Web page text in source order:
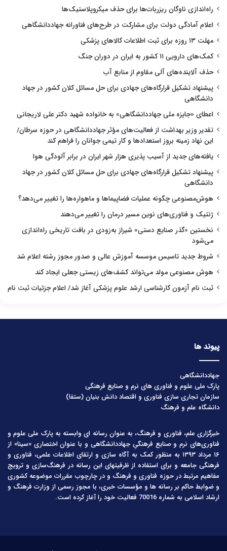
راه‌اندازی ناوگان ریزربات‌ها برای حذف میکروپلاستیک‌ها
اعلام آمادگی دولت برای مشارکت در طرح‌های فناورانه جهاددانشگاهی
مهلت ۱۳ روزه برای ثبت اطلاعات کالاهای پزشکی
کمک‌های دارویی ۱۱ کشور به ایران در دوران جنگ
حذف آلاینده‌های آلی مقاوم از منابع آب
پیشنهاد تشکیل قرارگاه‌های جهادی برای حل مسائل کلان کشور در جهاد
دانشگاهی
اعطای «جایزه ملی جهاددانشگاهی» به خانواده شهید دکتر علی لاریجانی
تقدیر وزیر بهداشت از فعالیت‌های مؤثر جهاددانشگاهی در حوزه سرطان/
این نهاد زمینه بروز استعدادها و کار تیمی جوانان را فراهم کند
یافته‌های جدید از آسیب پذیری هزار شهر ایران در برابر آلودگی هوا
پیشنهاد تشکیل قرارگاه‌های جهادی برای حل مسائل کلان کشور در جهاد
دانشگاهی
هوش‌مصنوعی چگونه عملیات فضاپیماها و ماهواره‌ها را تغییر می‌دهد؟
ژنتیک و فناوری‌های نوین مسیر درمان را تغییر می‌دهند
نخستین «گذر صنایع دستی» شیراز به‌زودی در بافت تاریخی راه‌اندازی
می‌شود
شروط جدید تاسیس موسسه آموزش عالی و صدور مجوز رشته اعلام شد
هوش مصنوعی مولد می‌تواند کشف‌های زیستی جعلی ایجاد کند
ثبت نام آزمون کارشناسی ارشد علوم پزشکی آغاز شد/ اعلام جزئیات ثبت نام
پیوند ها
جهاددانشگاهی
پارک ملی علوم و فناوری های نرم و صنایع فرهنگی
سازمان تجاری سازی فناوری و اقتصاد دانش بنیان (ستفا)
دانشگاه علم و فرهنگ
خبرگزاری علم، فناوری و فرهنگ، به عنوان رسانه ای وابسته به پارک ملی علوم و
فناوری‌های نرم و صنایع فرهنگیِ جهاددانشگاهی و با عنوان اختصاری «سینا» از
۱۶ مرداد ۱۳۹۳ به منظور کمک به آگاه سازی و ارتقای اطلاعات علمی، فناوری و
فرهنگی جامعه و برای استفاده از ظرفیتهای این رسانه در فرهنگ‌سازی و ترویج
مفاهیم مرتبط در حوزه فناوری و فرهنگ و در چارچوب مقررات موضوعه کشوری
و ضوابط حاکم بر رسانه ها و مؤسسات خبری، با مجوز رسمی از وزارت فرهنگ و
ارشاد اسلامی به شماره 70016 فعالیت خود را آغاز کرده است.